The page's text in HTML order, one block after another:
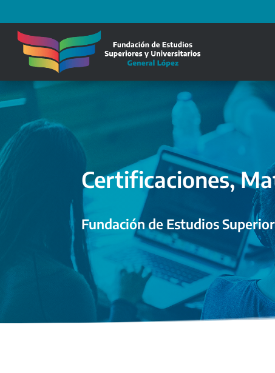
Certificaciones,
Fundación de Estudios